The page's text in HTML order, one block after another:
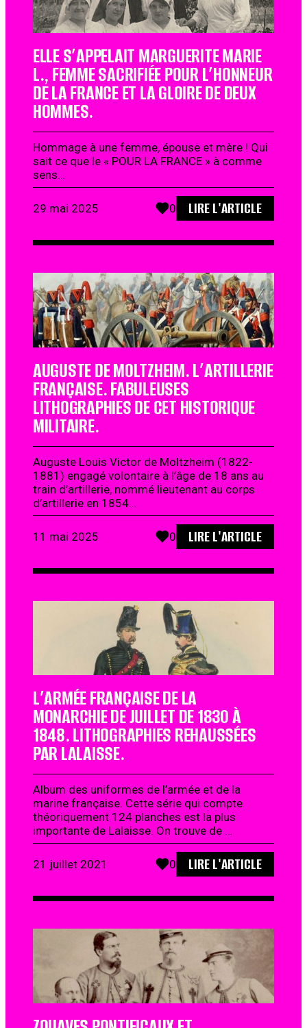
ELLE S’APPELAIT MARGUERITE MARIE
L., FEMME SACRIFIÉE POUR L’HONNEUR
DE LA FRANCE ET LA GLOIRE DE DEUX
HOMMES.
Hommage à une femme, épouse et mère ! Qui
sait ce que le « POUR LA FRANCE » à comme
sens…
29 mai 2025 0 LIRE L'ARTICLE
AUGUSTE DE MOLTZHEIM. L’ARTILLERIE
FRANÇAISE. FABULEUSES
LITHOGRAPHIES DE CET HISTORIQUE
MILITAIRE.
Auguste Louis Victor de Moltzheim (1822-
1881) engagé volontaire à l’âge de 18 ans au
train d’artillerie, nommé lieutenant au corps
d’artillerie en 1854…
11 mai 2025 0 LIRE L'ARTICLE
L’ARMÉE FRANÇAISE DE LA
MONARCHIE DE JUILLET DE 1830 À
1848. LITHOGRAPHIES REHAUSSÉES
PAR LALAISSE.
Album des uniformes de l’armée et de la
marine française. Cette série qui compte
théoriquement 124 planches est la plus
importante de Lalaisse. On trouve de …
21 juillet 2021 0 LIRE L'ARTICLE